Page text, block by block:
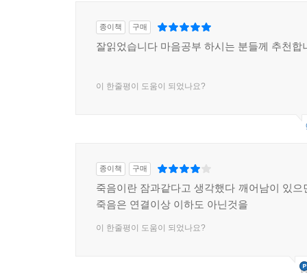
종이책 구매
잘읽었습니다 마음공부 하시는 분들께 추천합
이 한줄평이 도움이 되었나요?
종이책 구매
죽음이란 잠과같다고 생각했다 깨어남이 있으
죽음은 연결이상 이하도 아닌것을
이 한줄평이 도움이 되었나요?